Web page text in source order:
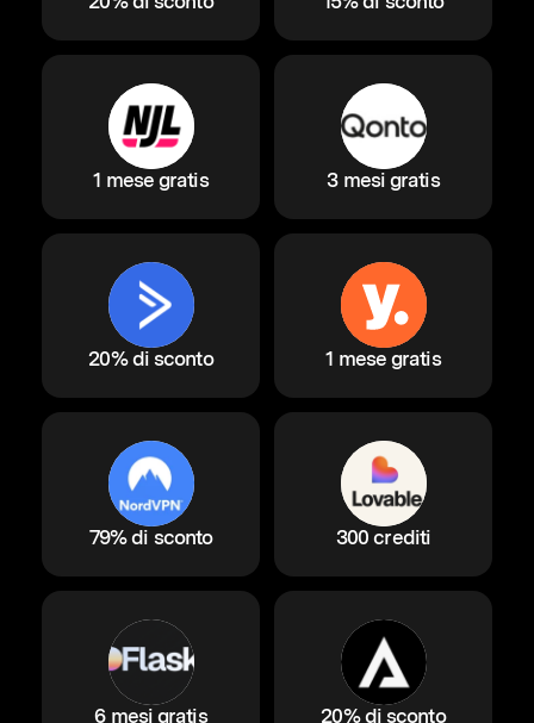
1 mese gratis 3 mesi gratis
20% di sconto 1 mese gratis
79% di sconto 300 crediti
6 mesi gratis 20% di sconto